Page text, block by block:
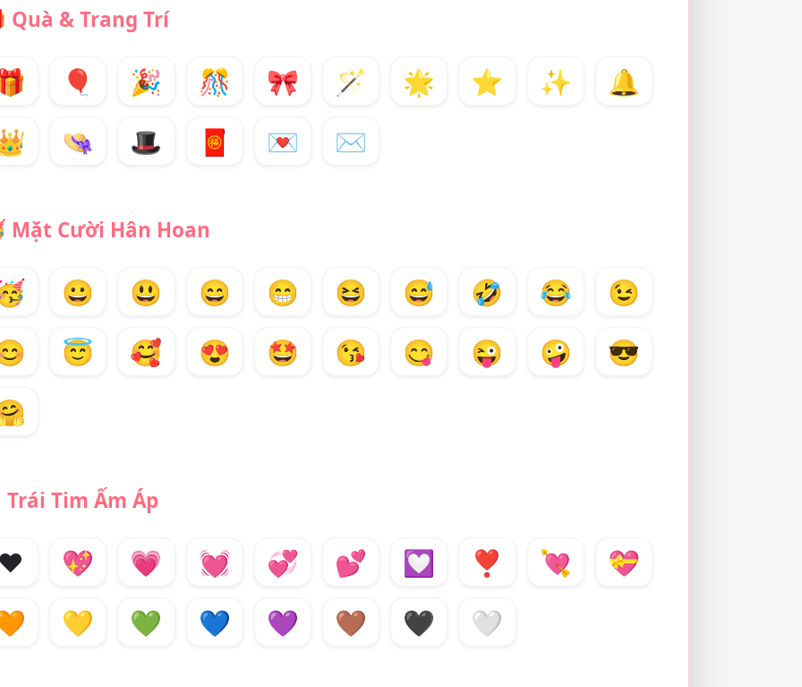
Quà & Trang Trí
🎈 🎉 🎊 🎀 🪄 🌟 ⭐ ✨
🔔
👒 🎩 🧧 💌 ✉️
Mặt Cười Hân Hoan
😀 😃 😄 😁 😆 😅 🤣 😂
😉
😇 🥰 😍 🤩 😘 😋 😜 🤪
😎
Trái Tim Ấm Áp
💖 💗 💓 💞 💕 💟 ❣️ 💘
💝
💛 💚 💙 💜 🤎 🖤 🤍